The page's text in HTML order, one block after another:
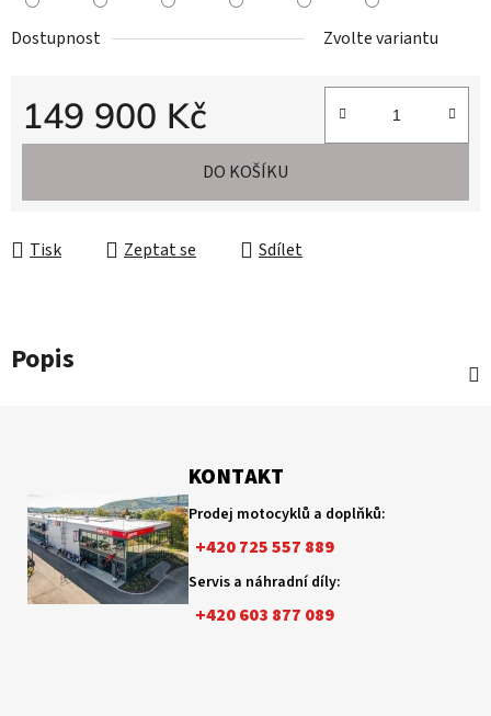
Dostupnost Zvolte variantu
149 900 Kč
Měrná cena:
DO KOŠÍKU
Tisk Zeptat se Sdílet
Popis
KONTAKT
Prodej motocyklů a doplňků:
+420 725 557 889
Servis a náhradní díly:
+420 603 877 089